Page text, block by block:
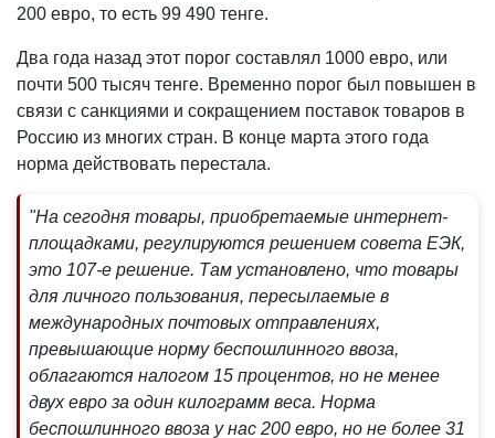
200 евро, то есть 99 490 тенге.
Два года назад этот порог составлял 1000 евро, или
почти 500 тысяч тенге. Временно порог был повышен в
связи с санкциями и сокращением поставок товаров в
Россию из многих стран. В конце марта этого года
норма действовать перестала.
"На сегодня товары, приобретаемые интернет-
площадками, регулируются решением совета ЕЭК,
это 107-е решение. Там установлено, что товары
для личного пользования, пересылаемые в
международных почтовых отправлениях,
превышающие норму беспошлинного ввоза,
облагаются налогом 15 процентов, но не менее
двух евро за один килограмм веса. Норма
беспошлинного ввоза у нас 200 евро, но не более 31